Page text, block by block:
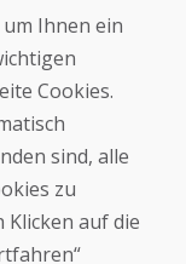
Ihnen ein
Cookies.
sind, alle
zu
Klicken auf die